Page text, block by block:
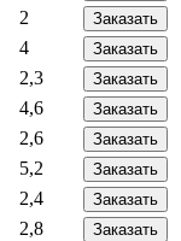
2 Заказать
4 Заказать
2,3 Заказать
4,6 Заказать
2,6 Заказать
5,2 Заказать
2,4 Заказать
2,8 Заказать